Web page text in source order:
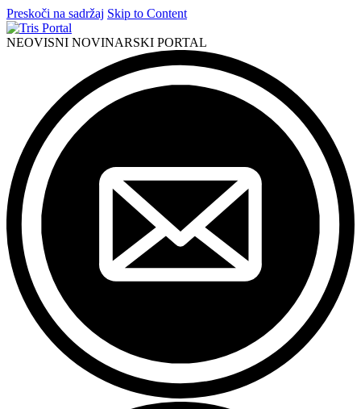
Preskoči na sadržaj Skip to Content
NEOVISNI NOVINARSKI PORTAL